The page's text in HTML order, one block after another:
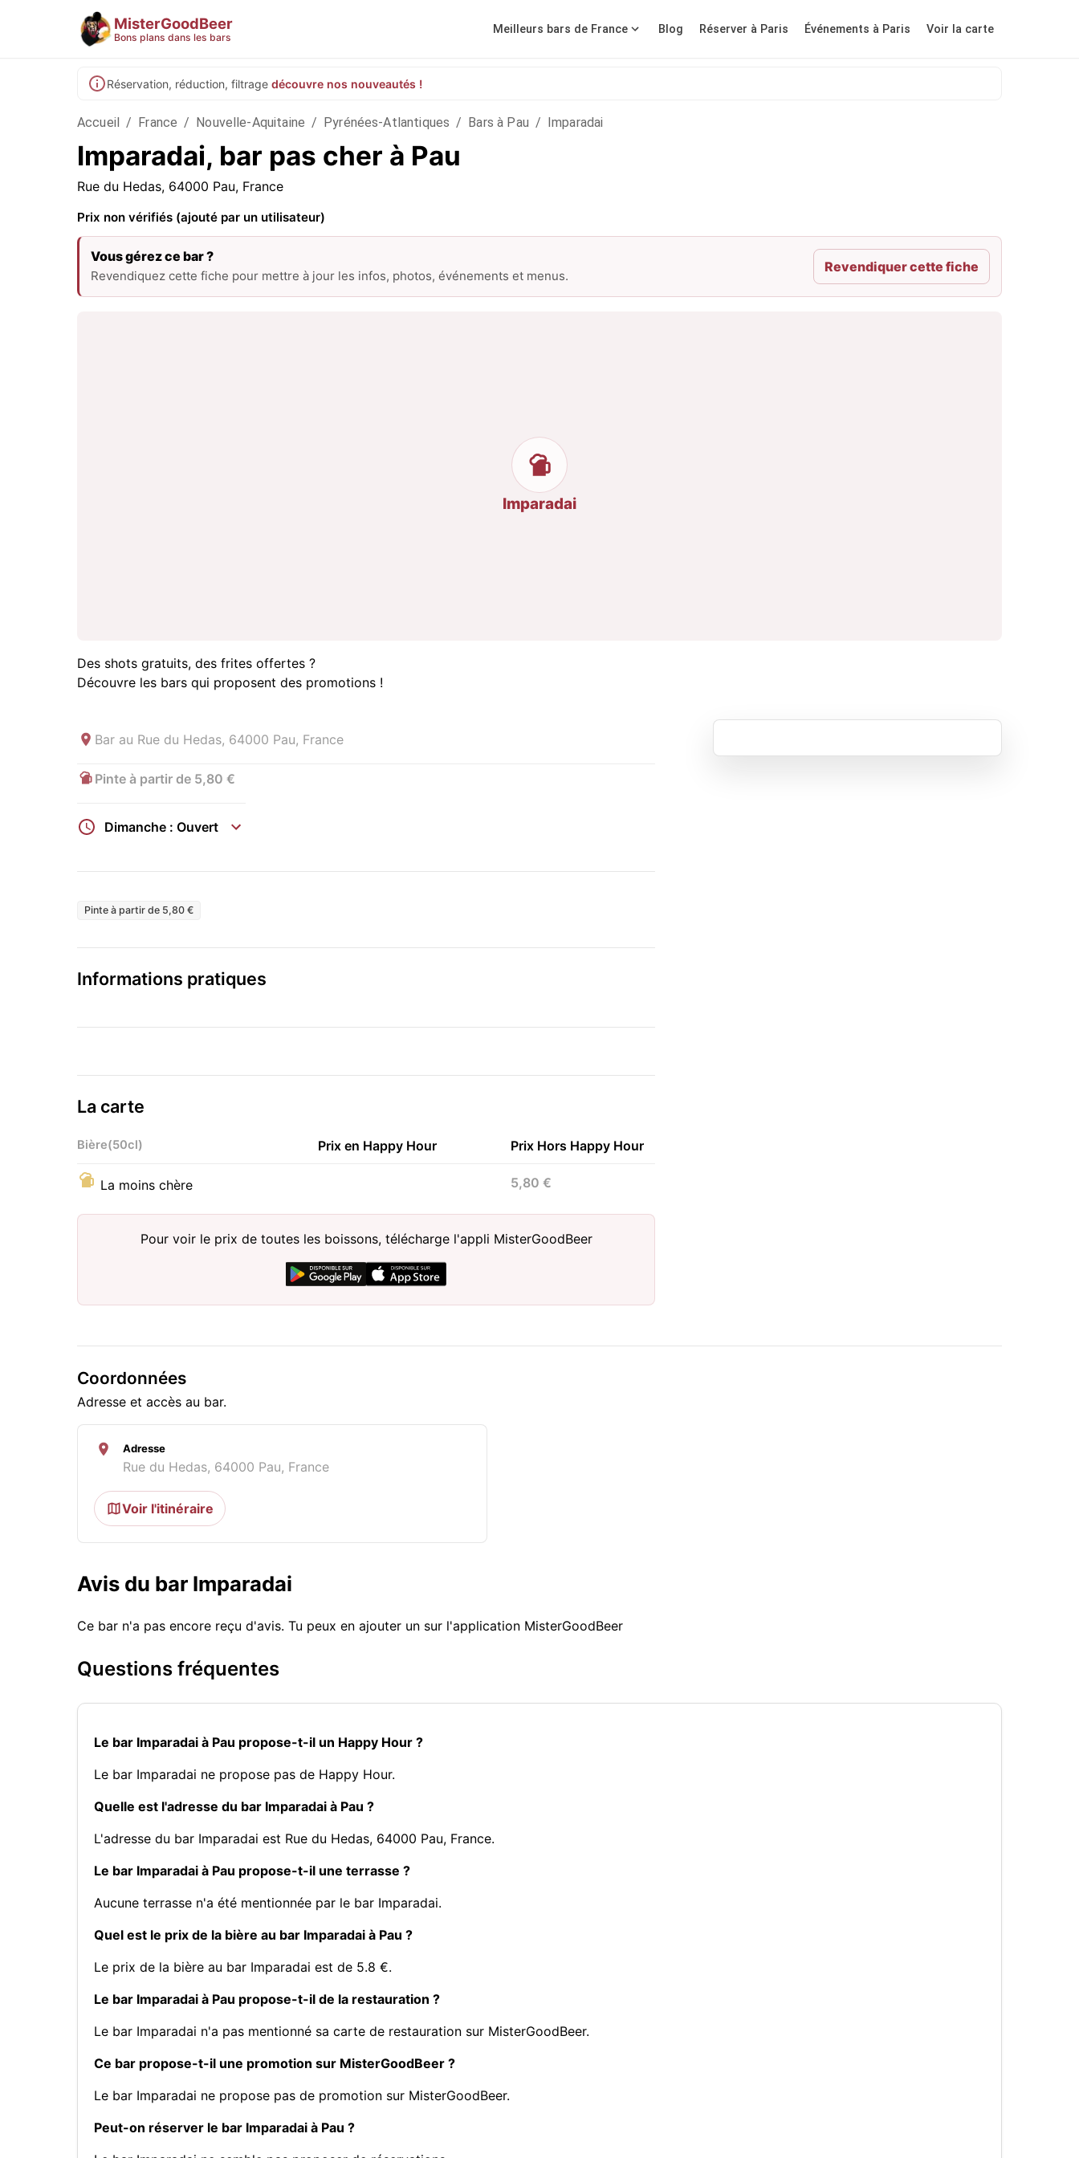
MisterGoodBeer
Bons plans dans les bars
Meilleurs bars de France Blog Réserver à Paris Événements à Paris Voir la carte
Réservation, réduction, filtrage découvre nos nouveautés !
Accueil / France / Nouvelle-Aquitaine / Pyrénées-Atlantiques / Bars à Pau / Imparadai
Imparadai, bar pas cher à Pau
Rue du Hedas, 64000 Pau, France
Prix non vérifiés (ajouté par un utilisateur)
Vous gérez ce bar ?
Revendiquez cette fiche pour mettre à jour les infos, photos, événements et menus.
Revendiquer cette fiche
Imparadai
Des shots gratuits, des frites offertes ?
Découvre les bars qui proposent des promotions !
Bar au Rue du Hedas, 64000 Pau, France
Pinte à partir de 5,80 €
Dimanche : Ouvert
Pinte à partir de 5,80 €
Informations pratiques
La carte
Bière(50cl) Prix en Happy Hour Prix Hors Happy Hour
La moins chère 5,80 €
Pour voir le prix de toutes les boissons, télécharge l'appli MisterGoodBeer
Coordonnées
Adresse et accès au bar.
Adresse
Rue du Hedas, 64000 Pau, France
Voir l'itinéraire
Avis du bar Imparadai
Ce bar n'a pas encore reçu d'avis. Tu peux en ajouter un sur l'application MisterGoodBeer
Questions fréquentes
Le bar Imparadai à Pau propose-t-il un Happy Hour ?
Le bar Imparadai ne propose pas de Happy Hour.
Quelle est l'adresse du bar Imparadai à Pau ?
L'adresse du bar Imparadai est Rue du Hedas, 64000 Pau, France.
Le bar Imparadai à Pau propose-t-il une terrasse ?
Aucune terrasse n'a été mentionnée par le bar Imparadai.
Quel est le prix de la bière au bar Imparadai à Pau ?
Le prix de la bière au bar Imparadai est de 5.8 €.
Le bar Imparadai à Pau propose-t-il de la restauration ?
Le bar Imparadai n'a pas mentionné sa carte de restauration sur MisterGoodBeer.
Ce bar propose-t-il une promotion sur MisterGoodBeer ?
Le bar Imparadai ne propose pas de promotion sur MisterGoodBeer.
Peut-on réserver le bar Imparadai à Pau ?